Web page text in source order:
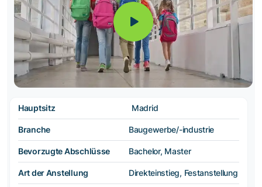
Hauptsitz Madrid
Branche Baugewerbe/-industrie
Bevorzugte Abschlüsse Bachelor, Master
Art der Anstellung Direkteinstieg, Festanstellung